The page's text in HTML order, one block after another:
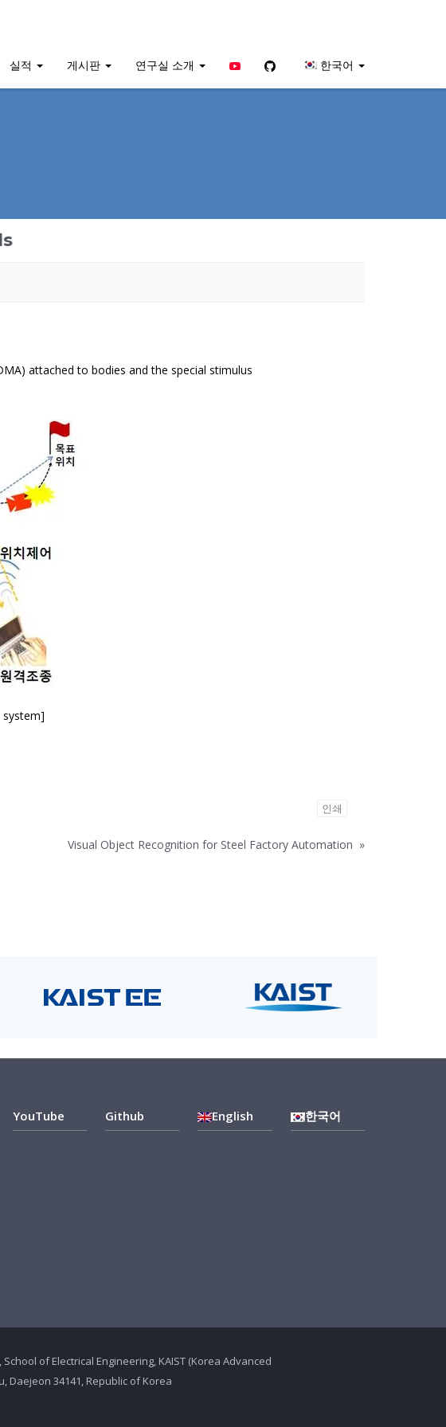
실적 게시판 연구실 소개 YouTubeGithub 한국어
attached to bodies and the special stimulus
system]
인쇄
Visual Object Recognition for Steel Factory Automation »
YouTube Github English 한국어
of Electrical Engineering, KAIST (Korea Advanced
Daejeon 34141, Republic of Korea